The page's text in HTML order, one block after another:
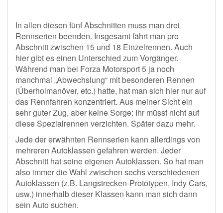
In allen diesen fünf Abschnitten muss man drei
Rennserien beenden. Insgesamt fährt man pro
Abschnitt zwischen 15 und 18 Einzelrennen. Auch
hier gibt es einen Unterschied zum Vorgänger.
Während man bei Forza Motorsport 5 ja noch
manchmal „Abwechslung“ mit besonderen Rennen
(Überholmanöver, etc.) hatte, hat man sich hier nur auf
das Rennfahren konzentriert. Aus meiner Sicht ein
sehr guter Zug, aber keine Sorge: Ihr müsst nicht auf
diese Spezialrennen verzichten. Später dazu mehr.
Jede der erwähnten Rennserien kann allerdings von
mehreren Autoklassen gefahren werden. Jeder
Abschnitt hat seine eigenen Autoklassen. So hat man
also immer die Wahl zwischen sechs verschiedenen
Autoklassen (z.B. Langstrecken-Prototypen, Indy Cars,
usw.) innerhalb dieser Klassen kann man sich dann
sein Auto suchen.